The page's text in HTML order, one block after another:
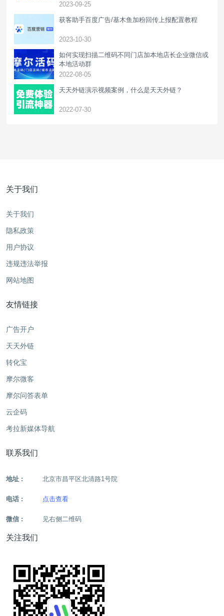
2023-09-25
获客助手百度广告/基木鱼加粉回传上报配置教程
2023-10-30
如何实现扫描二维码不同门店加本地店长企业微信或
本地活动群
2022-08-05
天天外链演示视频案例，什么是天天外链？
2022-07-30
关于我们
关于我们
隐私政策
用户协议
违规违法举报
网站地图
友情链接
广告开户
天天外链
转化宝
摩尔微客
摩尔问答表单
云企码
考拉新媒体导航
联系我们
地址 : 北京市昌平区北清路1号院
电话 : 点击查看
微信 : 见右侧二维码
关注我们